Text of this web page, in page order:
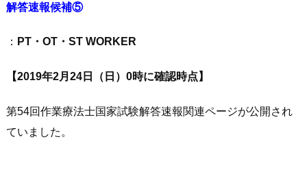
解答速報候補⑤
： PT・OT・ST WORKER
【2019年2月24日（日）0時に確認時点】
第54回作業療法士国家試験解答速報関連ページが公開され
ていました。